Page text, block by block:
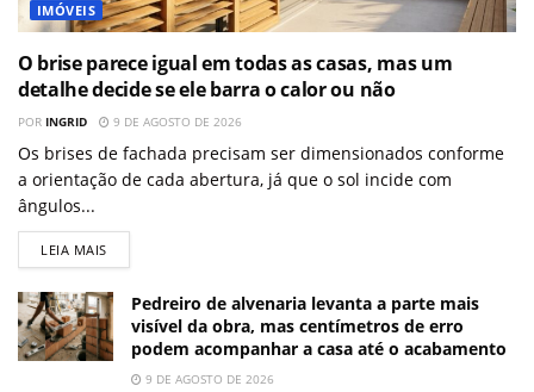
IMÓVEIS
O brise parece igual em todas as casas, mas um
detalhe decide se ele barra o calor ou não
POR INGRID 9 DE AGOSTO DE 2026
Os brises de fachada precisam ser dimensionados conforme
a orientação de cada abertura, já que o sol incide com
ângulos...
LEIA MAIS
Pedreiro de alvenaria levanta a parte mais
visível da obra, mas centímetros de erro
podem acompanhar a casa até o acabamento
9 DE AGOSTO DE 2026